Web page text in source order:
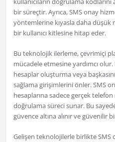
bir süreçtir. Ayrıca, SMS onay
yöntemlerine kıyasla daha düşük
bir kullanıcı kitlesine hitap eder.
Bu teknolojik ilerleme, çevrimiçi
mücadele etmesine yardımcı
hesaplar oluşturma veya
sağlama girişimlerini önler. SMS
hesaplarına sadece gerçek
doğrulama süreci sunar. Bu
güvence altına alınır ve güvenilir
Gelişen teknolojilerle birlikte